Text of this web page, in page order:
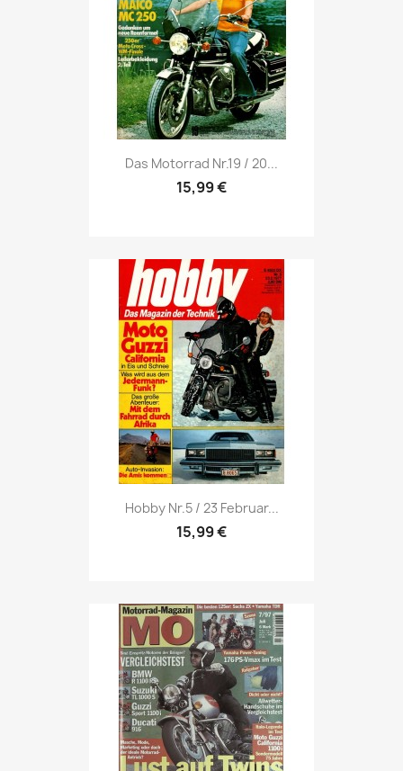
Vorschau
Das Motorrad Nr.19 / 20...
15,99 €
Vorschau
Hobby Nr.5 / 23 Februar...
15,99 €